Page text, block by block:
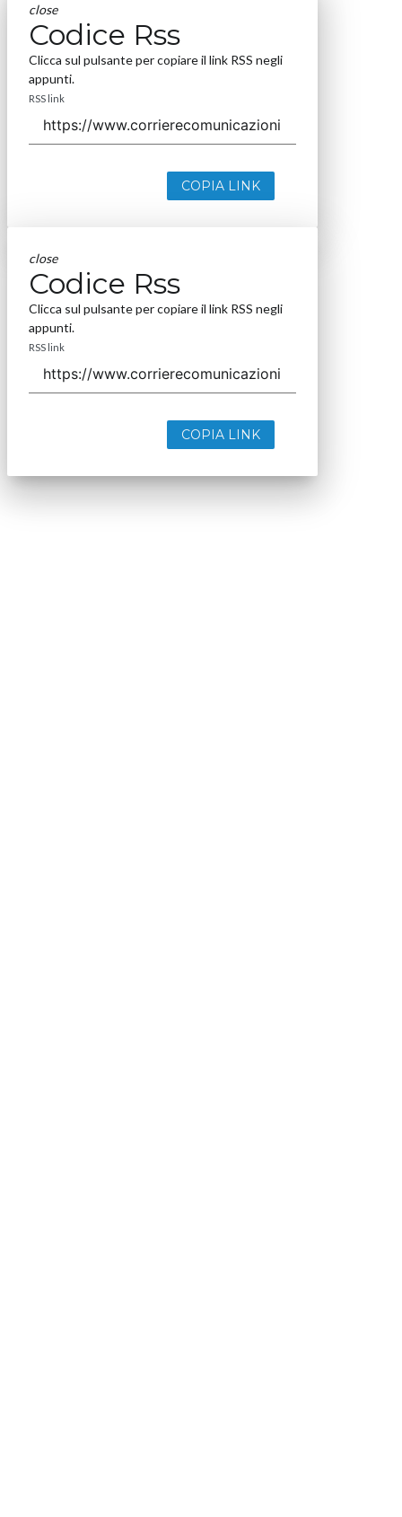
close
Codice Rss
Clicca sul pulsante per copiare il link RSS negli
appunti.
RSS link
COPIA LINK
close
Codice Rss
Clicca sul pulsante per copiare il link RSS negli
appunti.
RSS link
COPIA LINK